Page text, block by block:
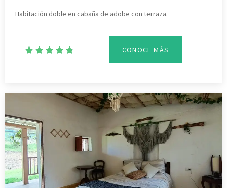
Habitación doble en cabaña de adobe con terraza.
     CONOCE MÁS